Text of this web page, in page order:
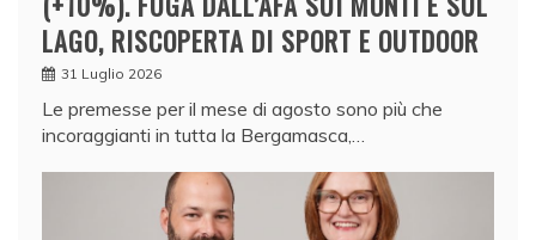
LAGO, RISCOPERTA DI SPORT E OUTDOOR
31 Luglio 2026
Le premesse per il mese di agosto sono più che
incoraggianti in tutta la Bergamasca,…